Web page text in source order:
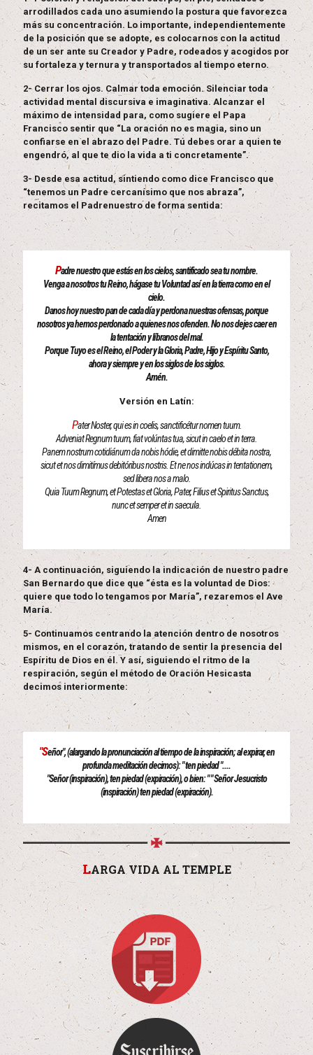
arrodillados cada uno asumiendo la postura que favorezca
más su concentración. Lo importante, independientemente
de la posición que se adopte, es colocarnos con la actitud
de un ser ante su Creador y Padre, rodeados y acogidos por
su fortaleza y ternura y transportados al tiempo eterno.
2- Cerrar los ojos. Calmar toda emoción. Silenciar toda
actividad mental discursiva e imaginativa. Alcanzar el
máximo de intensidad para, como sugiere el Papa
Francisco sentir que “La oración no es magia, sino un
confiarse en el abrazo del Padre. Tú debes orar a quien te
engendró, al que te dio la vida a ti concretamente”.
3- Desde esa actitud, sintiendo como dice Francisco que
“tenemos un Padre cercanísimo que nos abraza”,
recitamos el Padrenuestro de forma sentida:
Padre nuestro que estás en los cielos, santificado sea tu nombre.
Venga a nosotros tu Reino, hágase tu Voluntad así en la tierra como en el
cielo.
Danos hoy nuestro pan de cada día y perdona nuestras ofensas, porque
nosotros ya hemos perdonado a quienes nos ofenden. No nos dejes caer en
la tentación y líbranos del mal.
Porque Tuyo es el Reino, el Poder y la Gloria, Padre, Hijo y Espíritu Santo,
ahora y siempre y en los siglos de los siglos.
Amén.
Versión en Latín:
Pater Noster, qui es in coelis, sanctificétur nomen tuum.
Adveniat Regnum tuum, fiat volúntas tua, sicut in caelo et in terra.
Panem nostrum cotidiánum da nobis hódie, et dimitte nobis débita nostra,
sicut et nos dimitímus debitóribus nostris. Et ne nos indúcas in tentationem,
sed libera nos a malo.
Quia Tuum Regnum, et Potestas et Gloria, Pater, Filius et Spiritus Sanctus,
nunc et semper et in saecula.
Amen
4- A continuación, siguiendo la indicación de nuestro padre
San Bernardo que dice que “ésta es la voluntad de Dios:
quiere que todo lo tengamos por María”, rezaremos el Ave
María.
5- Continuamos centrando la atención dentro de nosotros
mismos, en el corazón, tratando de sentir la presencia del
Espíritu de Dios en él. Y así, siguiendo el ritmo de la
respiración, según el método de Oración Hesicasta
decimos interiormente:
"Señor", (alargando la pronunciación al tiempo de la inspiración; al expirar, en
profunda meditación decimos): " ten piedad "....
"Señor (inspiración), ten piedad (expiración), o bien: " " Señor Jesucristo
(inspiración) ten piedad (expiración).
LARGA VIDA AL TEMPLE